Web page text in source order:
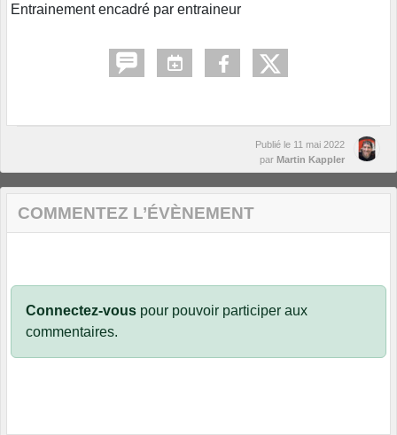
Entrainement encadré par entraineur
Publié le 11 mai 2022
par Martin Kappler
COMMENTEZ L’ÉVÈNEMENT
Connectez-vous pour pouvoir participer aux
commentaires.